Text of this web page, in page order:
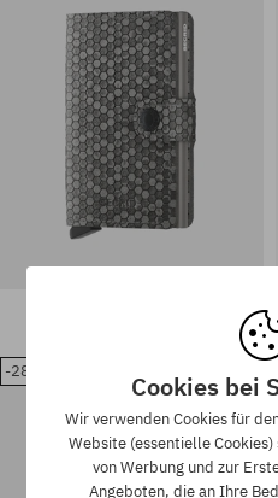
Universalgröße
Universalgröße
-28% Cookies bei
Wir verwenden Cookies für
Website (essentielle
von Werbung und zur
Angeboten, die an Ihre